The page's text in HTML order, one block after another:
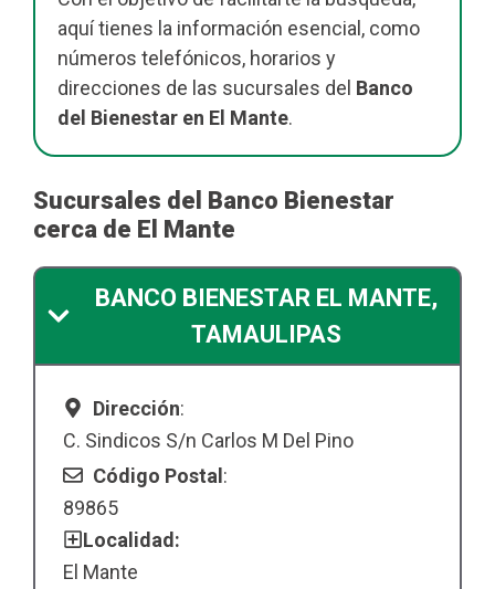
aquí tienes la información esencial, como
números telefónicos, horarios y
direcciones de las sucursales del Banco
del Bienestar en El Mante.
Sucursales del Banco Bienestar
cerca de El Mante
BANCO BIENESTAR EL MANTE,
TAMAULIPAS
Dirección:
C. Sindicos S/n Carlos M Del Pino
Código Postal:
89865
Localidad:
El Mante